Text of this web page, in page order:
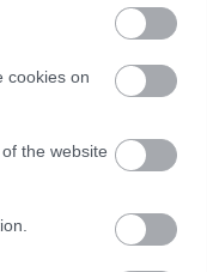
cookies on
the website